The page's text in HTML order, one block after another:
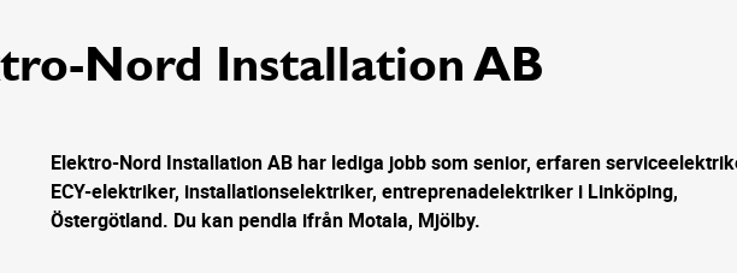
Nord Installation AB
Elektro-Nord Installation AB har lediga jobb som senior, erfaren
ECY-elektriker, installationselektriker, entreprenadelektriker i Linköping,
Östergötland. Du kan pendla ifrån Motala, Mjölby.